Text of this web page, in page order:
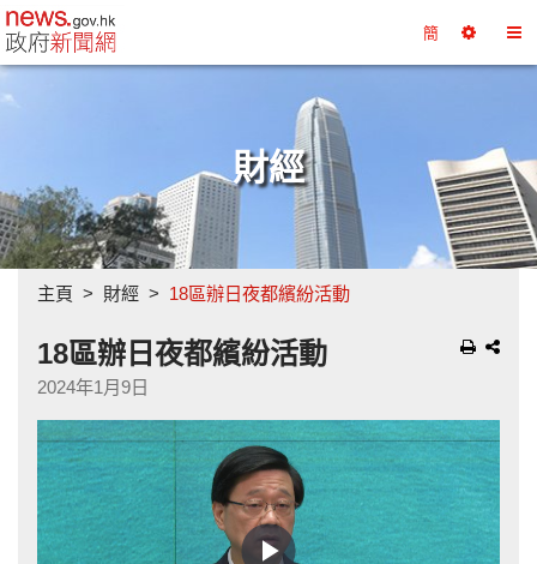
政府新聞網主頁 簡
擇
換
財經
主頁 財經 18區辦日夜都繽紛活動
18區辦日夜都繽紛活動
2024年1月9日